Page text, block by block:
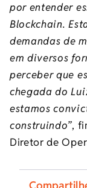
por entender
Blockchain.
demandas de
em diversos
perceber que
chegada do
estamos
construindo”,
Diretor de